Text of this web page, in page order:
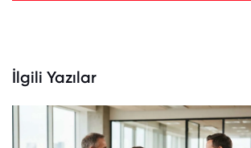
İlgili Yazılar